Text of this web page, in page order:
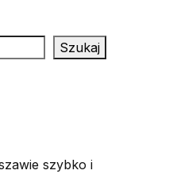
Szukaj
szybko i